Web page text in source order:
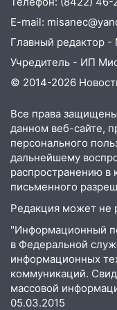
алопецией»:
быть вызвано
справиться
03:30
принесет
ошибки
23:20 Прогноз
Ульяновской
20:04
посвящённый
России
19:12 В
руководителя
наказали за
сотрудник
E-mail:
Главный редактор
Учредитель - ИП
© 2014-2026
Все права
данном веб-сайте,
персонального
дальнейшему
распространению в
письменного
Редакция может не
"Информационный
в Федеральной
информационных
коммуникаций.
массовой
05.03.2015